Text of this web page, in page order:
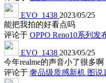
EVO_1438 2023/05/25
能把我拍的好看点吗
评论于 OPPO Reno10系列
EVO_1438 2023/05/25
今年realme的声音小了很多啊
评论于 奢品级质感新机 图说